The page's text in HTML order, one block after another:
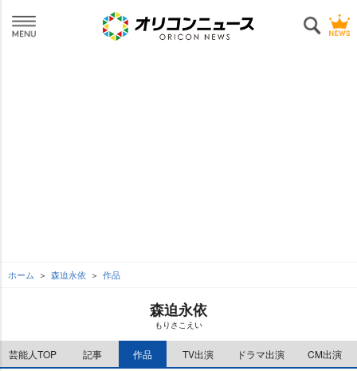
ホーム 森迫永依 作品
森迫永依
もりさこえい
芸能人TOP 記事 作品 TV出演 ドラマ出演 CM出演